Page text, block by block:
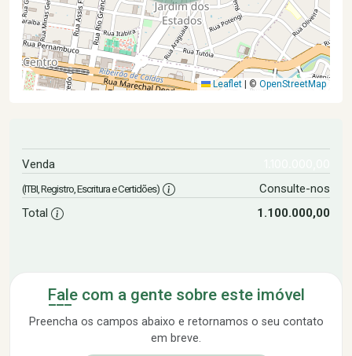
Leaflet © OpenStreetMap
Venda
(ITBI, Registro, Escritura e Certidões)
Consulte-nos
Total
1.100.000,00
Fale com a gente sobre este imóvel
Preencha os campos abaixo e retornamos o seu contato
em breve.